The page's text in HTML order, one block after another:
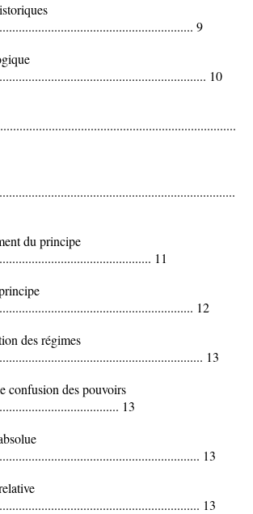
9
10
du principe
11
12
des régimes
13
confusion des pouvoirs
13
13
13